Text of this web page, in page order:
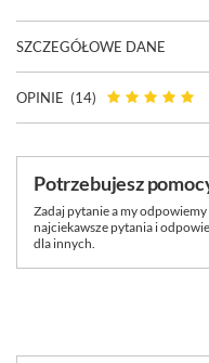
SZCZEGÓŁOWE DANE
OPINIE (14)
Potrzebujesz
Zadaj pytanie a my
najciekawsze pytania i
dla innych.